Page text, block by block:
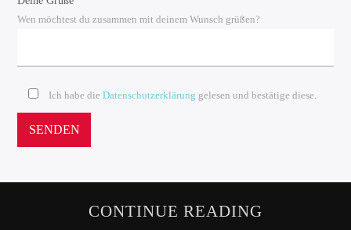
Wen möchtest du zusammen mit deinem Wunsch grüßen?
Ich habe dieDatenschutzerklärung gelesen und bestätige diese.
CONTINUE READING